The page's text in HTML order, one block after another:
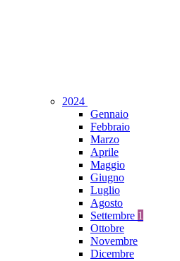
2024
Gennaio
Febbraio
Marzo
Aprile
Maggio
Giugno
Luglio
Agosto
Settembre 1
Ottobre
Novembre
Dicembre